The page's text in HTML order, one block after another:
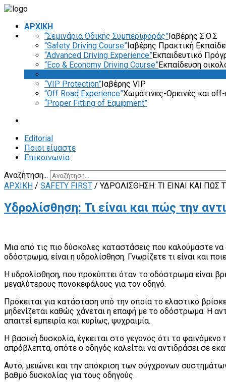
ΑΡΧΙΚΗ
“Σεμινάρια Οδικής Συμπεριφοράς”Ιαβέρης Σ.Ο.Σ
“Safety Driving Course”Ιαβέρης Πρακτική
“Advanced Driving Experience”Εκπαιδευτικό
“Eco & Economy Driving Course”Εκπαίδευση
“VIP Protection”Ιαβέρης VIP
“Off Road Experience”Χωμάτινες-Ορεινές και
“Proper Fitting of Equipment”
Editorial
Ποιοι είμαστε
Επικοινωνία
Αναζήτηση...
ΑΡΧΙΚΗ / SAFETY FIRST / ΥΔΡΟΛΊΣΘΗΣΗ: ΤΙ ΕΊΝΑΙ ΚΑΙ
Υδρολίσθηση: Τι είναι και πώς την
Μια από τις πιο δύσκολες καταστάσεις που καλούμαστε
οδόστρωμα, είναι η υδρολίσθηση. Γνωρίζετε τι είναι και
Η υδρολίσθηση, που προκύπτει όταν το οδόστρωμα είναι
μεγαλύτερους πονοκεφάλους για τον οδηγό.
Πρόκειται για κατάσταση υπό την οποία το ελαστικό
μηδενίζεται καθώς χάνεται η επαφή με το οδόστρωμα. Η
απαιτεί εμπειρία και κυρίως, ψυχραιμία.
Η βασική δυσκολία, έγκειται στο γεγονός ότι το φαινόμενο
απρόβλεπτα, οπότε ο οδηγός καλείται να αντιδράσει σε
Αυτό, μειώνει και την απόκριση των σύγχρονων
βαθμό δυσκολίας για τους οδηγούς.